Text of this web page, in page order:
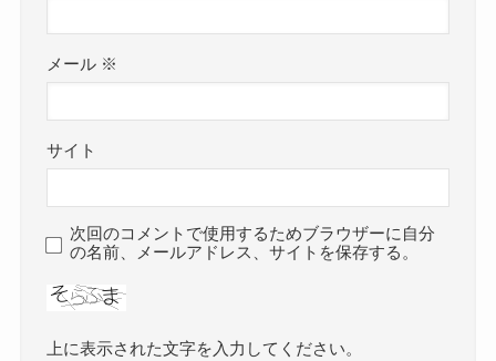
メール ※
サイト
次回のコメントで使用するためブラウザーに自分
の名前、メールアドレス、サイトを保存する。
上に表示された文字を入力してください。